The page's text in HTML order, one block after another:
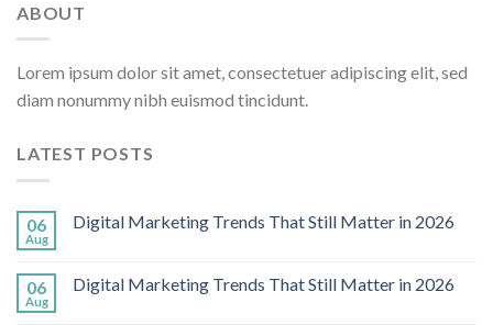
ABOUT
Lorem ipsum dolor sit amet, consectetuer adipiscing elit, sed
diam nonummy nibh euismod tincidunt.
LATEST POSTS
06
Aug
Digital Marketing Trends That Still Matter in 2026
06
Aug
Digital Marketing Trends That Still Matter in 2026